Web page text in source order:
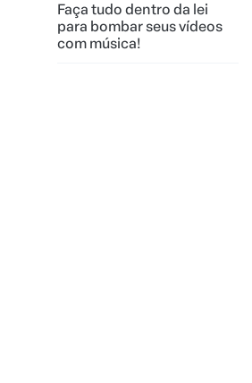
Faça tudo dentro da lei
para bombar seus vídeos
com música!